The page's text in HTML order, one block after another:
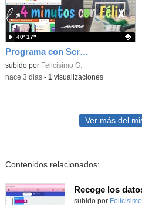
Programa con Scratch juegos con los partidos del mundial 2026 ganados por España
Contenido educativo.
subido por Felicisimo G.
40′ 17″
-hace 3 dias- 1 visualizaciones
Ver más del
Contenidos relacionados:
Contenido educativo.
subido por Felicisimo